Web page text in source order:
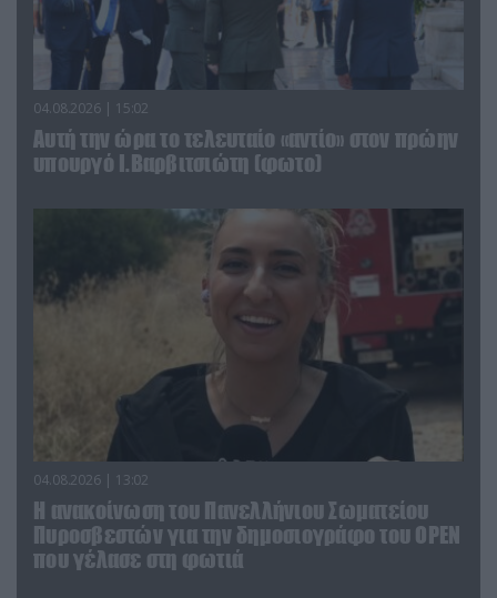
04.08.2026 | 15:02
Αυτή την ώρα το τελευταίο «αντίο» στον πρώην
υπουργό Ι.Βαρβιτσιώτη (φωτο)
04.08.2026 | 13:02
Η ανακοίνωση του Πανελλήνιου Σωματείου
Πυροσβεστών για την δημοσιογράφο του OPEN
που γέλασε στη φωτιά